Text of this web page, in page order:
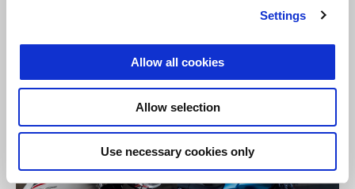
Settings
Allow all cookies
Allow selection
Use necessary cookies only